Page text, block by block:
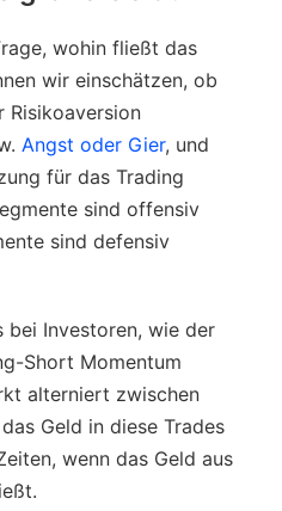
wohin fließt das
wir einschätzen, ob
Risikoaversion
Angst oder Gier, und
für das Trading
sind offensiv
sind defensiv
bei Investoren, wie der
Short Momentum
alterniert zwischen
Geld in diese Trades
wenn das Geld aus